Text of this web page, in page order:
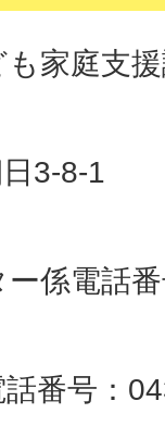
家庭支
3-8-1
係電話
番号：